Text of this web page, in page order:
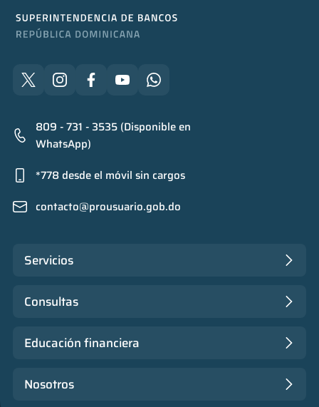
809 - 731 - 3535 (Disponible en
WhatsApp)
*778 desde el móvil sin cargos
contacto@prousuario.gob.do
Servicios
Consultas
Educación financiera
Nosotros